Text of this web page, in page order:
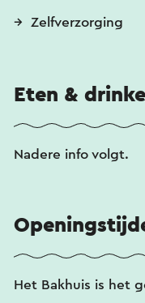
Zelfverzorging
Eten &
Nadere info volgt.
Het Bakhuis is het